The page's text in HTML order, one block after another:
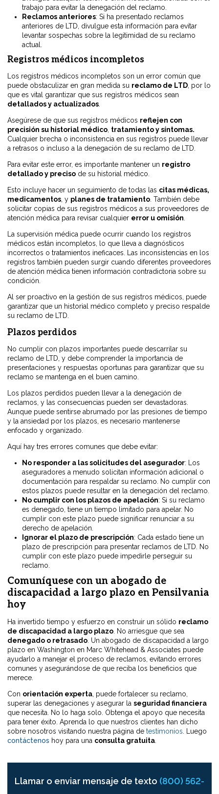
trabajo para evitar la denegación del reclamo.
Reclamos anteriores: Si ha presentado reclamos
anteriores de LTD, divulgue esta información para evitar
levantar sospechas sobre la legitimidad de su reclamo
actual.
Registros médicos incompletos
Los registros médicos incompletos son un error común que
puede obstaculizar en gran medida su reclamo de LTD , por lo
que es vital garantizar que sus registros médicos sean
detallados y actualizados
Asegúrese de que sus registros médicos reflejen con
precisión su historial médico tratamiento y síntomas.
Cualquier brecha o inconsistencia en sus registros puede llevar
a retrasos o incluso a la denegación de su reclamo de LTD.
Para evitar este error, es importante mantener un registro
detallado y preciso de su historial médico.
Esto incluye hacer un seguimiento de todas las citas médicas,
medicamentos y planes de tratamiento También debe
solicitar copias de sus registros médicos a sus proveedores de
atención médica para revisar cualquier error u omisión
La supervisión médica puede ocurrir cuando los registros
médicos están incompletos, lo que lleva a diagnósticos
incorrectos o tratamientos ineficaces. Las inconsistencias en los
registros también pueden surgir cuando diferentes proveedores
de atención médica tienen información contradictoria sobre su
condición.
Al ser proactivo en la gestión de sus registros médicos, puede
garantizar que un historial médico completo y preciso respalde
su reclamo de LTD.
Plazos perdidos
No cumplir con plazos importantes puede descarrilar su
reclamo de LTD, y debe comprender la importancia de
presentaciones y respuestas oportunas para garantizar que su
reclamo se mantenga en el buen camino.
Los plazos perdidos pueden llevar a la denegación de
reclamos, y las consecuencias pueden ser devastadoras.
Aunque puede sentirse abrumado por las presiones de tiempo
y la ansiedad por los plazos, es necesario mantenerse
enfocado y organizado.
Aquí hay tres errores comunes que debe evitar:
No responder a las solicitudes del asegurador: Los
aseguradores a menudo solicitan información adicional o
documentación para respaldar su reclamo. No cumplir con
estos plazos puede resultar en la denegación del reclamo.
No cumplir con los plazos de apelación: Si su reclamo
es denegado, tiene un tiempo limitado para apelar. No
cumplir con este plazo puede significar renunciar a su
derecho de apelación.
Ignorar el plazo de prescripción: Cada estado tiene un
plazo de prescripción para presentar reclamos de LTD. No
cumplir con este plazo puede impedirle perseguir su
reclamo.
Comuníquese con un abogado de
discapacidad a largo plazo en Pensilvania
hoy
Ha invertido tiempo y esfuerzo en construir un sólido reclamo
de discapacidad a largo plazo . No arriesgue que sea
denegado o retrasado . Un abogado de discapacidad a largo
plazo en Washington en Marc Whitehead & Associates puede
ayudarlo a manejar el proceso de reclamos, evitando errores
comunes y asegurándose de que reciba los beneficios que
merece.
Con orientación experta , puede fortalecer su reclamo,
superar las denegaciones y asegurar la seguridad financiera
que necesita. No lo haga solo. Obtenga el apoyo que necesita
para tener éxito. Aprenda lo que nuestros clientes han dicho
sobre nosotros visitando nuestra página de testimonios . Luego
contáctenos hoy para una consulta gratuita
Llamar o enviar mensaje de texto (800) 562-